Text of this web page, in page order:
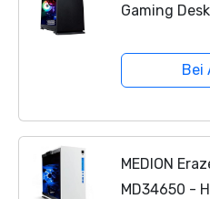
Gaming
SSD, NVIDIA
GDDR6X,
Bei
MEDION
MD34650 -